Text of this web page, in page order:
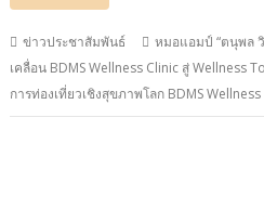
ข่าวประชาสัมพันธ์
หมอแอมป์ “ตนุพล
เคลื่อน BDMS Wellness Clinic สู่ Wellness
การท่องเที่ยวเชิงสุขภาพโลก BDMS